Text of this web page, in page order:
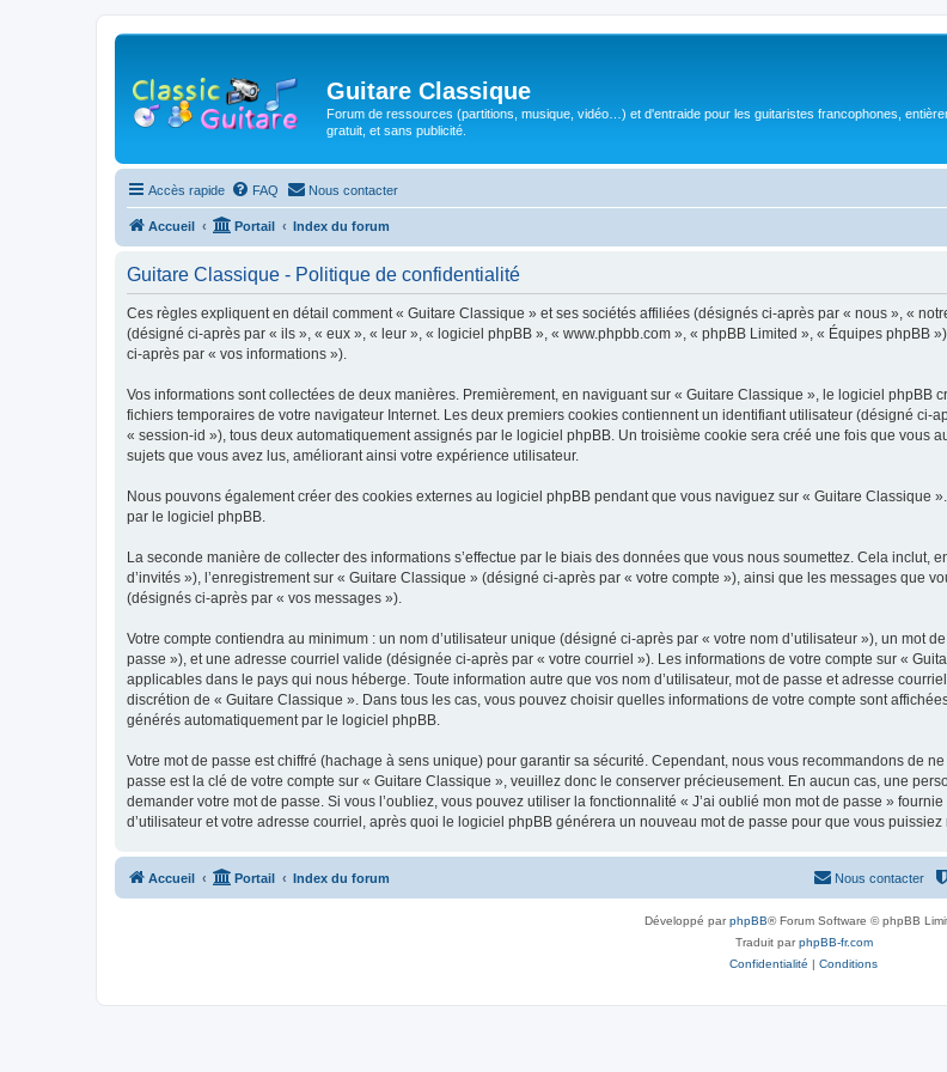
Guitare Classique
Forum de ressources (partitions, musique, vidéo…) et d'entraide pour les guitaristes francophones,
gratuit, et sans publicité.
Accès rapide FAQ Nous contacter
Accueil Portail Index du forum
Guitare Classique - Politique de confidentialité
Ces règles expliquent en détail comment « Guitare Classique » et ses sociétés affiliées (désignés ci-après par « nous », «
(désigné ci-après par « ils », « eux », « leur », « logiciel phpBB », « www.phpbb.com », « phpBB Limited », « Équipes
ci-après par « vos informations »).
Vos informations sont collectées de deux manières. Premièrement, en naviguant sur « Guitare Classique », le logiciel phpBB
fichiers temporaires de votre navigateur Internet. Les deux premiers cookies contiennent un identifiant utilisateur (désigné
« session-id »), tous deux automatiquement assignés par le logiciel phpBB. Un troisième cookie sera créé une fois que vous
sujets que vous avez lus, améliorant ainsi votre expérience utilisateur.
Nous pouvons également créer des cookies externes au logiciel phpBB pendant que vous naviguez sur « Guitare Classique
par le logiciel phpBB.
La seconde manière de collecter des informations s’effectue par le biais des données que vous nous soumettez. Cela inclut,
d’invités »), l’enregistrement sur « Guitare Classique » (désigné ci-après par « votre compte »), ainsi que les messages que
(désignés ci-après par « vos messages »).
Votre compte contiendra au minimum : un nom d’utilisateur unique (désigné ci-après par « votre nom d’utilisateur »), un mot
passe »), et une adresse courriel valide (désignée ci-après par « votre courriel »). Les informations de votre compte sur «
applicables dans le pays qui nous héberge. Toute information autre que vos nom d’utilisateur, mot de passe et adresse
discrétion de « Guitare Classique ». Dans tous les cas, vous pouvez choisir quelles informations de votre compte sont
générés automatiquement par le logiciel phpBB.
Votre mot de passe est chiffré (hachage à sens unique) pour garantir sa sécurité. Cependant, nous vous recommandons de
passe est la clé de votre compte sur « Guitare Classique », veuillez donc le conserver précieusement. En aucun cas, une
demander votre mot de passe. Si vous l’oubliez, vous pouvez utiliser la fonctionnalité « J’ai oublié mon mot de passe »
d’utilisateur et votre adresse courriel, après quoi le logiciel phpBB générera un nouveau mot de passe pour que vous puissiez
Accueil Portail Index du forum Nous contacter
Développé parphpBB® Forum Software © phpBB
Traduit parphpBB-fr.com
Confidentialité | Conditions